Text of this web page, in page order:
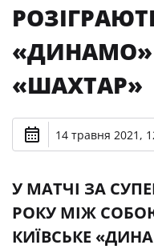
«ДИНАМО»
«ШАХТАР»
14 травня 2021,
У МАТЧІ ЗА
РОКУ МІЖ
КИЇВСЬКЕ